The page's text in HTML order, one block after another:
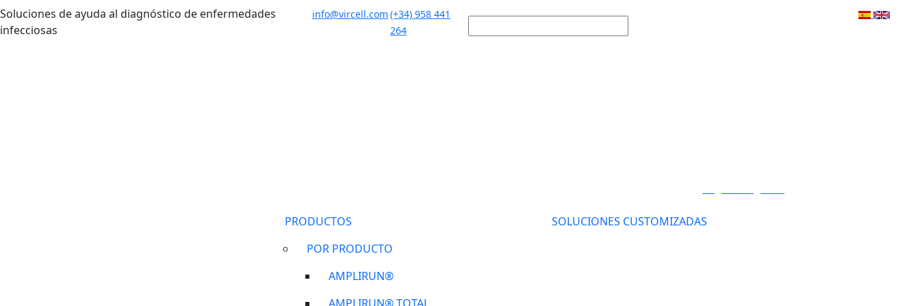
Pasar al contenido principal
Soluciones de ayuda al diagnóstico de enfermedades
infecciosas
info@vircell.com (+34) 958 441
264
PRODUCTOS
POR PRODUCTO
AMPLIRUN®
SOLUCIONES CUSTOMIZADAS